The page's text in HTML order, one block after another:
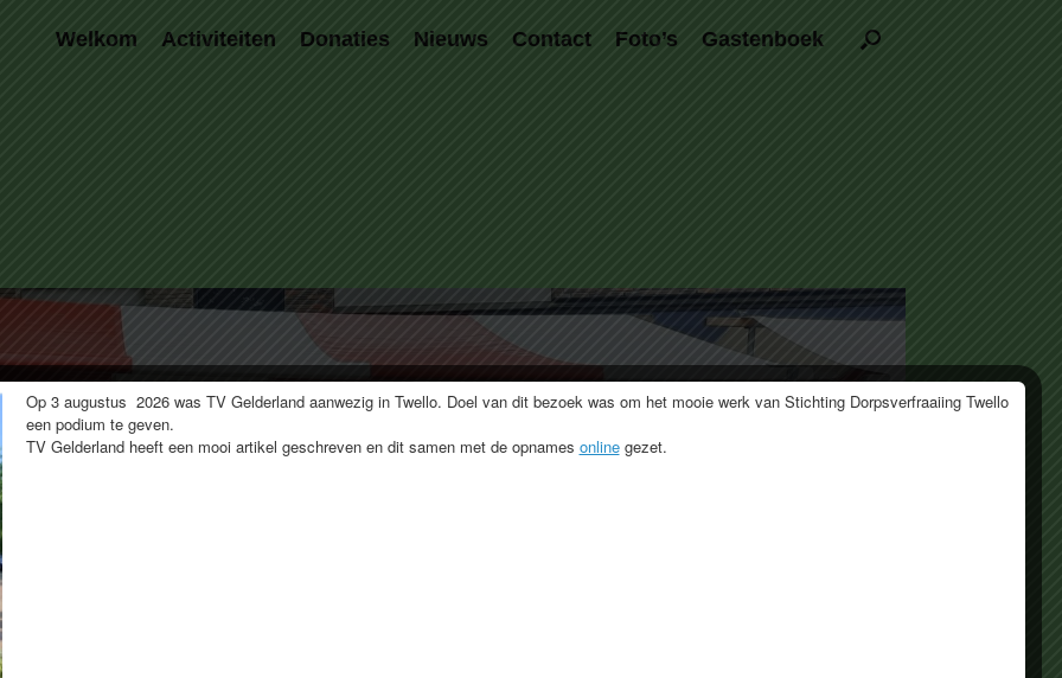
Welkom Activiteiten Donaties Nieuws Contact Foto’s Gastenboek
Op 3 augustus 2026 was TV Gelderland aanwezig in Twello. Doel van dit bezoek was om het mooie werk van Stichting Dorpsverfraaiing Twello
een podium te geven.
TV Gelderland heeft een mooi artikel geschreven en dit samen met de opnames onlinegezet.